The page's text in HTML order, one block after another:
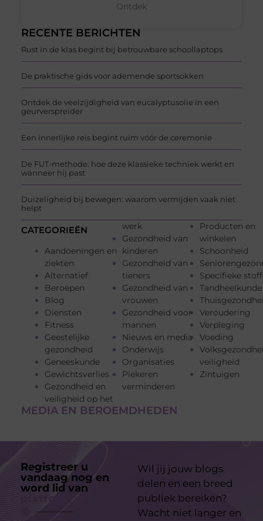
RECENTE BERICHTEN
Rust in de klas begint bij betrouwbare schoollaptops
De praktische gids voor ademende sportsokken
Ontdek de veelzijdigheid van eucalyptusolie in een
geurverspreider
Een innerlijke reis begint ruim vóór de ceremonie
De FUT-methode: hoe deze klassieke techniek werkt en
wanneer hij past
Duizeligheid bij bewegen: waarom vermijden vaak niet
helpt
CATEGORIEËN
Aandoeningen en
ziekten
Alternatief
Beroepen
Blog
Diensten
Fitness
Geestelijke
gezondheid
Geneeskunde
Gewichtsverlies
Gezondheid en
veiligheid op het
werk
Gezondheid van
kinderen
Gezondheid van
tieners
Gezondheid van
vrouwen
Gezondheid voor
mannen
Nieuws en media
Onderwijs
Organisaties
Piekeren
verminderen
Producten en
winkelen
Schoonheid
Specifieke
Tandheelkunde
Veroudering
Verpleging
Voeding
veiligheid
Zintuigen
MEDIA EN BEROEMDHEDEN
Ontdek
Registreer u
vandaag nog en
word lid van
Wil jij jouw blogs
delen en een breed
publiek bereiken?
Wacht niet langer en